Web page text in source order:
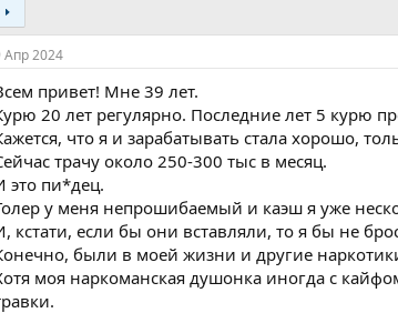
Апр 2024
привет! Мне 39 лет.
20 лет регулярно. Последние лет 5 курю
что я и зарабатывать стала хорошо,
трачу около 250-300 тыс в месяц.
это пи*дец.
у меня непрошибаемый и каэш я уже
кстати, если бы они вставляли, то я бы не
были в моей жизни и другие
моя наркоманская душонка иногда с